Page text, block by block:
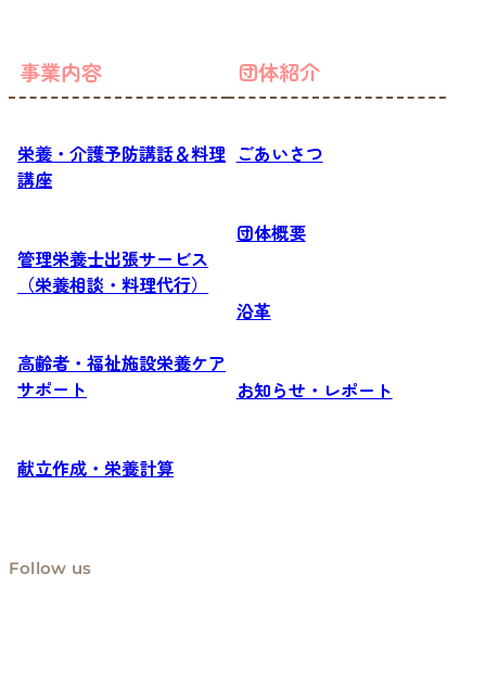
事業内容
栄養・介護予防講話＆料理
講座
管理栄養士出張サービス
（栄養相談・料理代行）
高齢者・福祉施設栄養ケア
サポート
献立作成・栄養計算
団体紹介
ごあいさつ
団体概要
沿革
お知らせ・レポート
Follow us